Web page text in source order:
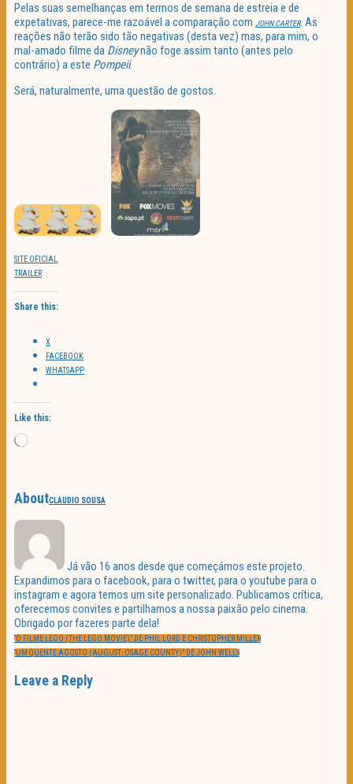
Pelas suas semelhanças em termos de semana de estreia e de
expetativas, parece-me razoável a comparação com JOHN CARTER. As
reações não terão sido tão negativas (desta vez) mas, para mim, o
mal-amado filme da Disneynão foge assim tanto (antes pelo
contrário) a este Pompeii.
Será, naturalmente, uma questão de gostos.
SITE OFICIAL
TRAILER
Share this:
X
FACEBOOK
WHATSAPP
Like this:
Loading…
AboutCLAUDIO SOUSA
Já vão 16 anos desde que começámos este projeto.
Expandimos para o facebook, para o twitter, para o youtube para o
instagram e agora temos um site personalizado. Publicamos crítica,
oferecemos convites e partilhamos a nossa paixão pelo cinema.
Obrigado por fazeres parte dela!
Navegação
de
artigos
PREVIOUS
POST:
“O FILME LEGO (THE LEGO MOVIE)” DE PHIL LORD E CHRISTOPHER MILLER
NEXT
POST:
“UM QUENTE AGOSTO (AUGUST: OSAGE COUNTY)” DE JOHN WELLS
Leave a Reply